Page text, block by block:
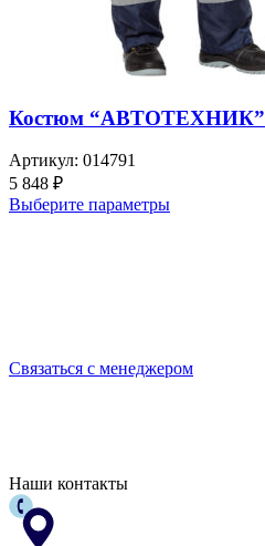
Костюм “АВТОТЕХНИК”
Артикул: 014791
5 848 ₽
Выберите параметры
Связаться с менеджером
Наши контакты